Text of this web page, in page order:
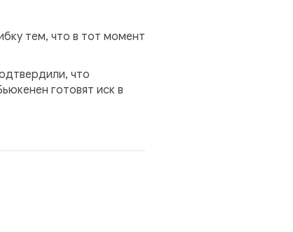
тем, что в тот момент
что
готовят иск в